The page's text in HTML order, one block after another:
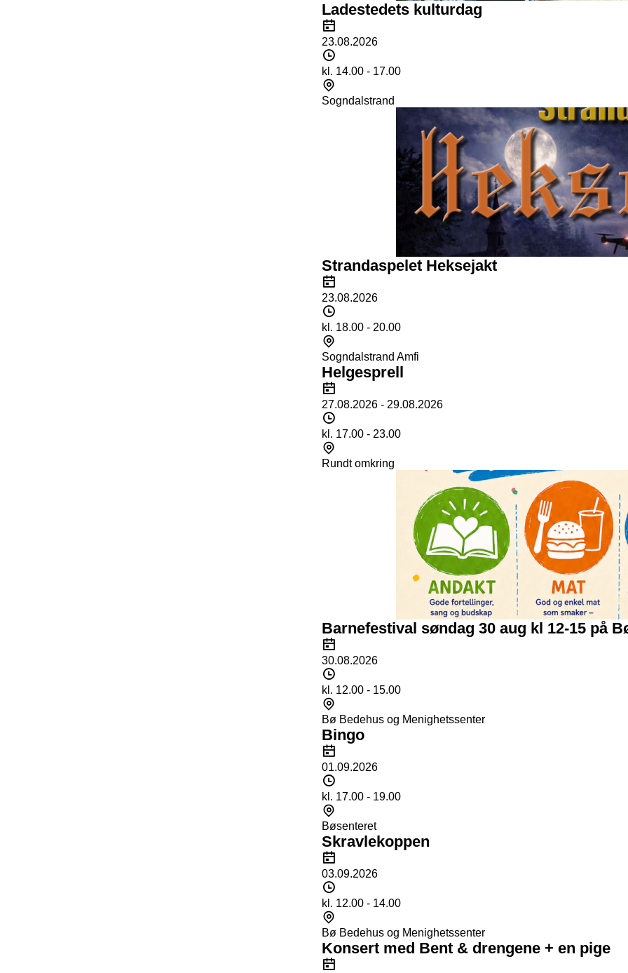
Ladestedets kulturdag
Dato
23.08.2026
Tidspunkt
kl. 14.00 - 17.00
Sogndalstrand
Strandaspelet Heksejakt
Dato
23.08.2026
Tidspunkt
kl. 18.00 - 20.00
Sogndalstrand Amfi
Helgesprell
Dato
27.08.2026 - 29.08.2026
Tidspunkt
kl. 17.00 - 23.00
Rundt omkring
Barnefestival søndag 30 aug kl 12-15 på
Dato
30.08.2026
Tidspunkt
kl. 12.00 - 15.00
Bø Bedehus og Menighetssenter
Bingo
Dato
01.09.2026
Tidspunkt
kl. 17.00 - 19.00
Bøsenteret
Skravlekoppen
Dato
03.09.2026
Tidspunkt
kl. 12.00 - 14.00
Bø Bedehus og Menighetssenter
Konsert med Bent & drengene + en pige
Dato